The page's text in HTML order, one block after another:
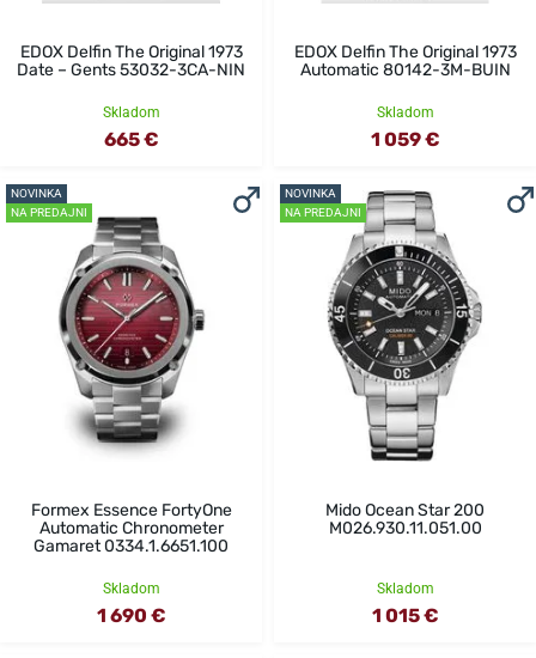
EDOX Delfin The Original 1973
Date – Gents 53032-3CA-NIN
Skladom
665 €
EDOX Delfin The Original 1973
Automatic 80142-3M-BUIN
Skladom
1 059 €
NOVINKA
NA PREDAJNI
Formex Essence FortyOne
Automatic Chronometer
Gamaret 0334.1.6651.100
Skladom
1 690 €
NOVINKA
NA PREDAJNI
Mido Ocean Star 200
M026.930.11.051.00
Skladom
1 015 €